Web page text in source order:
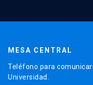
MESA CENTRAL
Teléfono para
Universidad.